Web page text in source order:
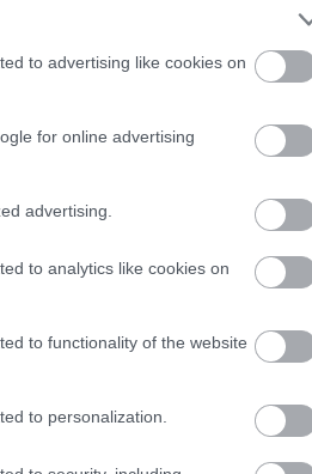
to advertising like cookies on
for online advertising
advertising.
to analytics like cookies on
to functionality of the website
to personalization.